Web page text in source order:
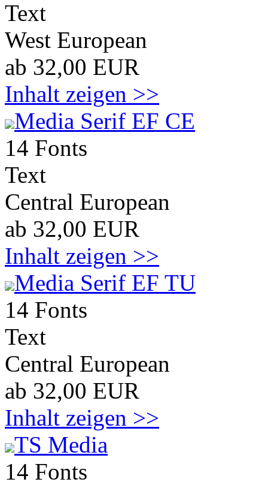
Text
West European
ab 32,00 EUR
Inhalt zeigen >>
Media Serif EF CE
14 Fonts
Text
Central European
ab 32,00 EUR
Inhalt zeigen >>
Media Serif EF TU
14 Fonts
Text
Central European
ab 32,00 EUR
Inhalt zeigen >>
TS Media
14 Fonts